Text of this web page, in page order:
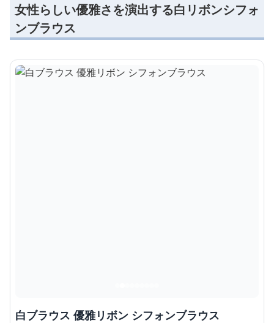
女性らしい優雅さを演出する白リボンシフォ
ンブラウス
白ブラウス 優雅リボン シフォンブラウス